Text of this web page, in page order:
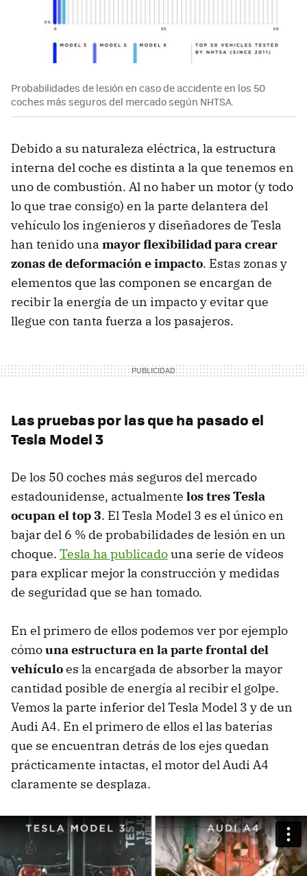
Probabilidades de lesión en caso de accidente en los 50
coches más seguros del mercado según NHTSA.
Debido a su naturaleza eléctrica, la estructura
interna del coche es distinta a la que tenemos en
uno de combustión. Al no haber un motor (y todo
lo que trae consigo) en la parte delantera del
vehículo los ingenieros y diseñadores de Tesla
han tenido una mayor flexibilidad para crear
zonas de deformación e impacto. Estas zonas y
elementos que las componen se encargan de
recibir la energía de un impacto y evitar que
llegue con tanta fuerza a los pasajeros.
Las pruebas por las que ha pasado el
Tesla Model 3
De los 50 coches más seguros del mercado
estadounidense, actualmente los tres Tesla
ocupan el top 3. El Tesla Model 3 es el único en
bajar del 6 % de probabilidades de lesión en un
choque. Tesla ha publicadouna serie de vídeos
para explicar mejor la construcción y medidas
de seguridad que se han tomado.
En el primero de ellos podemos ver por ejemplo
cómouna estructura en la parte frontal del
vehículoes la encargada de absorber la mayor
cantidad posible de energía al recibir el golpe.
Vemos la parte inferior del Tesla Model 3 y de un
Audi A4. En el primero de ellos el las baterías
que se encuentran detrás de los ejes quedan
prácticamente intactas, el motor del Audi A4
claramente se desplaza.